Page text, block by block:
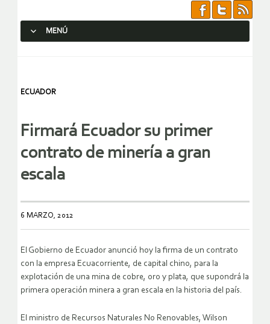
MENÚ
ECUADOR
Firmará Ecuador su primer
contrato de minería a gran
escala
6 MARZO, 2012
El Gobierno de Ecuador anunció hoy la firma de un contrato
con la empresa Ecuacorriente, de capital chino, para la
explotación de una mina de cobre, oro y plata, que supondrá la
primera operación minera a gran escala en la historia del país.
El ministro de Recursos Naturales No Renovables, Wilson